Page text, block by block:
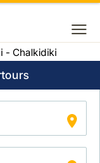
- Chalkidiki